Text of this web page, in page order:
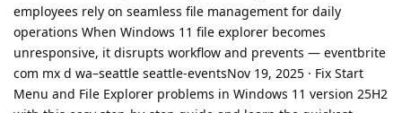
employees rely on seamless file management for daily
operations When Windows 11 file explorer becomes
unresponsive, it disrupts workflow and prevents — eventbrite
com mx d wa–seattle seattle-eventsNov 19, 2025 · Fix Start
Menu and File Explorer problems in Windows 11 version 25H2